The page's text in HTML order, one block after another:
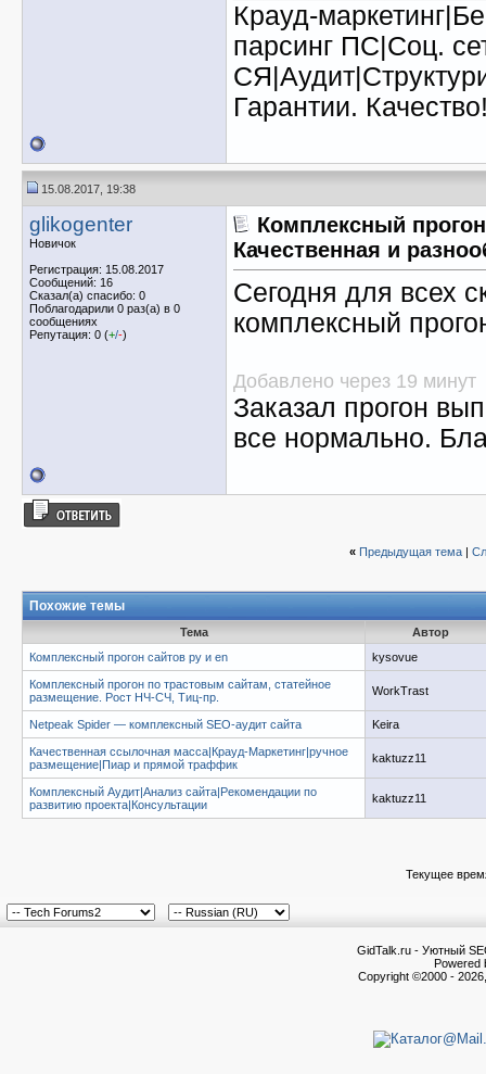
Крауд-
парсинг ПС|Соц.
Гарантии.
15.08.2017, 19:38
glikogenter
Новичок
Регистрация: 15.08.2017
Сообщений: 16
Сказал(а) спасибо: 0
Поблагодарили 0 раз(а) в 0
сообщениях
Репутация: 0 (+/-)
Комплексный
Качественная и
Сегодня для всех
комплексный
Добавлено через 19 минут
Заказал прогон
все нормально.
« Предыдущая тема |
Похожие темы
Тема
Автор
Комплексный прогон сайтов ру и en
kysovue
Комплексный прогон по трастовым сайтам, статейное
размещение. Рост НЧ-СЧ, Тиц-пр.
WorkTrast
Netpeak Spider — комплексный SEO-аудит сайта Keira
Качественная ссылочная масса|Крауд-Маркетинг|ручное
размещение|Пиар и прямой траффик
kaktuzz11
Комплексный Аудит|Анализ сайта|Рекомендации по
развитию проекта|Консультации
kaktuzz11
Текущее
GidTalk.ru - Уютный
Powered
Copyright ©2000 -